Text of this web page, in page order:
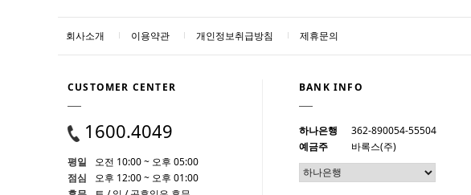
회사소개 이용약관 개인정보취급방침 제휴문의
CUSTOMER CENTER
1600.4049
평일
오전 10:00 ~ 오후 05:00
점심
오후 12:00 ~ 오후 01:00
BANK INFO
하나은행
362-890054-55504
예금주
바록스(주)